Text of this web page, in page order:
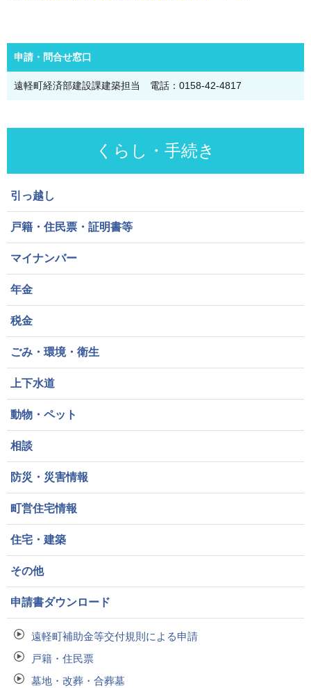
申請・問合せ窓口
遠軽町経済部建設課建築担当 電話：0158-42-4817
くらし・手続き
引っ越し
戸籍・住民票・証明書等
マイナンバー
年金
税金
ごみ・環境・衛生
上下水道
動物・ペット
相談
防災・災害情報
町営住宅情報
住宅・建築
その他
申請書ダウンロード
遠軽町補助金等交付規則による申請
戸籍・住民票
墓地・改葬・合葬墓